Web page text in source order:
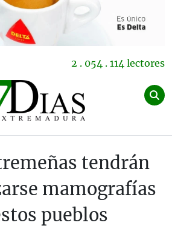
2 . 054 . 114 lectores
tendrán
mamografías
pueblos